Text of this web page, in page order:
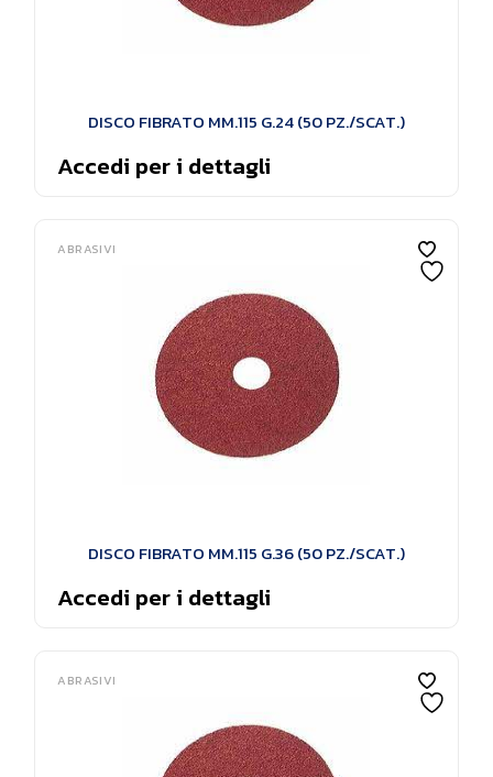
DISCO FIBRATO MM.115 G.24 (50 PZ./SCAT.)
Accedi per i dettagli
ABRASIVI
DISCO FIBRATO MM.115 G.36 (50 PZ./SCAT.)
Accedi per i dettagli
ABRASIVI